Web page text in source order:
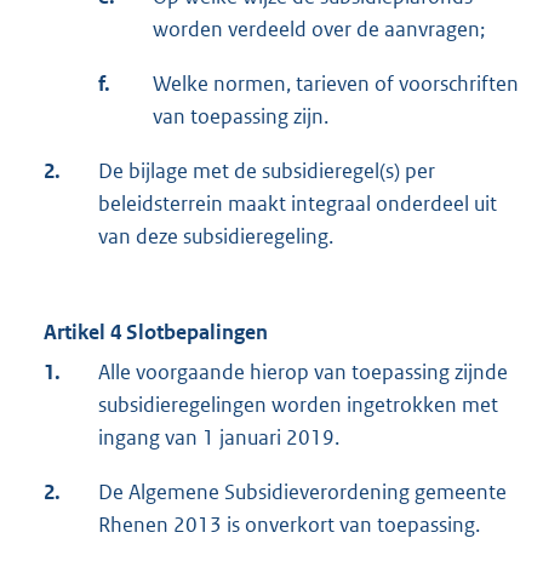
worden verdeeld over de aanvragen;
f.
Welke normen, tarieven of voorschriften
van toepassing zijn.
2.
De bijlage met de subsidieregel(s) per
beleidsterrein maakt integraal onderdeel uit
van deze subsidieregeling.
Artikel 4 Slotbepalingen
1.
Alle voorgaande hierop van toepassing zijnde
subsidieregelingen worden ingetrokken met
ingang van 1 januari 2019.
2.
De Algemene Subsidieverordening gemeente
Rhenen 2013 is onverkort van toepassing.